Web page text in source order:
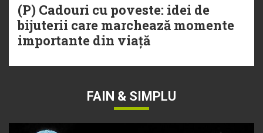
(P) Cadouri cu poveste: idei de
bijuterii care marchează momente
importante din viață
FAIN & SIMPLU